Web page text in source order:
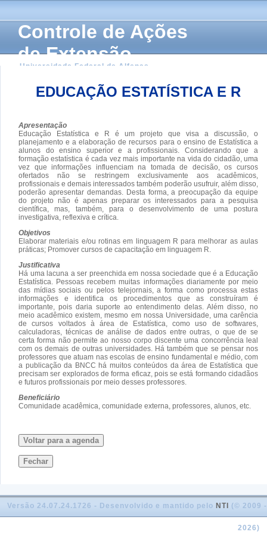
Controle de Ações
de Extensão
Universidade Federal de Alfenas
EDUCAÇÃO ESTATÍSTICA E R
Apresentação
Educação Estatística e R é um projeto que visa a discussão, o
planejamento e a elaboração de recursos para o ensino de Estatística a
alunos do ensino superior e a profissionais. Considerando que a
formação estatística é cada vez mais importante na vida do cidadão, uma
vez que informações influenciam na tomada de decisão, os cursos
ofertados não se restringem exclusivamente aos acadêmicos,
profissionais e demais interessados também poderão usufruir, além disso,
poderão apresentar demandas. Desta forma, a preocupação da equipe
do projeto não é apenas preparar os interessados para a pesquisa
científica, mas, também, para o desenvolvimento de uma postura
investigativa, reflexiva e crítica.
Objetivos
Elaborar materiais e/ou rotinas em linguagem R para melhorar as aulas
práticas; Promover cursos de capacitação em linguagem R.
Justificativa
Há uma lacuna a ser preenchida em nossa sociedade que é a Educação
Estatística. Pessoas recebem muitas informações diariamente por meio
das mídias sociais ou pelos telejornais, a forma como processa estas
informações e identifica os procedimentos que as construíram é
importante, pois daria suporte ao entendimento delas. Além disso, no
meio acadêmico existem, mesmo em nossa Universidade, uma carência
de cursos voltados à área de Estatística, como uso de softwares,
calculadoras, técnicas de análise de dados entre outras, o que de se
certa forma não permite ao nosso corpo discente uma concorrência leal
com os demais de outras universidades. Há também que se pensar nos
professores que atuam nas escolas de ensino fundamental e médio, com
a publicação da BNCC há muitos conteúdos da área de Estatística que
precisam ser explorados de forma eficaz, pois se está formando cidadãos
e futuros profissionais por meio desses professores.
Beneficiário
Comunidade acadêmica, comunidade externa, professores, alunos, etc.
Voltar para a agenda
Fechar
Versão 24.07.24.1726 - Desenvolvido e mantido pelo NTI (© 2009 -
2026)